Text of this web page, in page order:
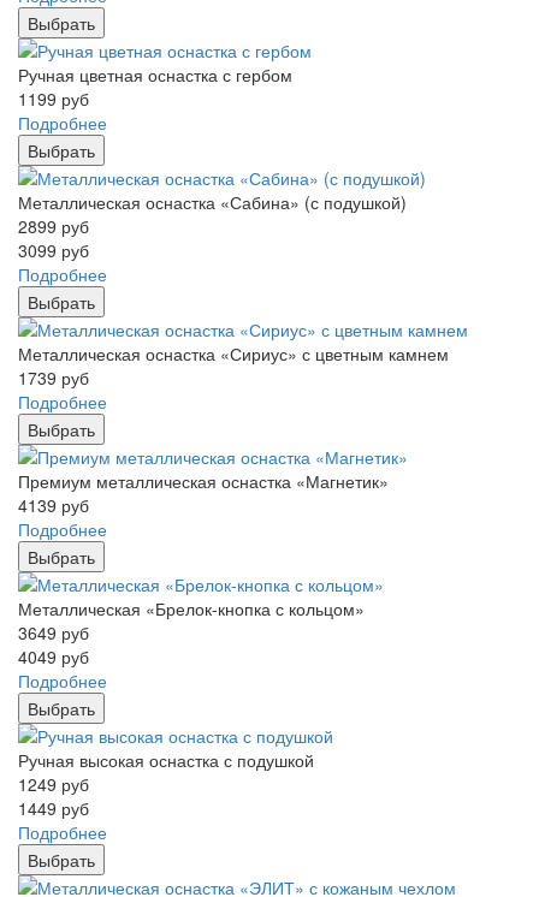
Выбрать
Ручная цветная оснастка с гербом
1199 руб
Подробнее
Выбрать
Металлическая оснастка «Сабина» (с подушкой)
2899 руб
3099 руб
Подробнее
Выбрать
Металлическая оснастка «Сириус» с цветным камнем
1739 руб
Подробнее
Выбрать
Премиум металлическая оснастка «Магнетик»
4139 руб
Подробнее
Выбрать
Металлическая «Брелок-кнопка с кольцом»
3649 руб
4049 руб
Подробнее
Выбрать
Ручная высокая оснастка с подушкой
1249 руб
1449 руб
Подробнее
Выбрать